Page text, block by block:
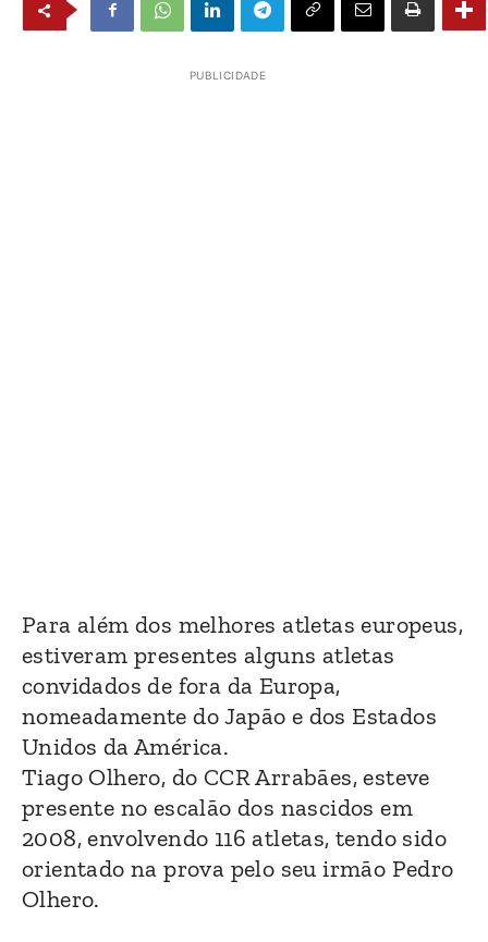
PUBLICIDADE
Para além dos melhores atletas europeus,
estiveram presentes alguns atletas
convidados de fora da Europa,
nomeadamente do Japão e dos Estados
Unidos da América.
Tiago Olhero, do CCR Arrabães, esteve
presente no escalão dos nascidos em
2008, envolvendo 116 atletas, tendo sido
orientado na prova pelo seu irmão Pedro
Olhero.